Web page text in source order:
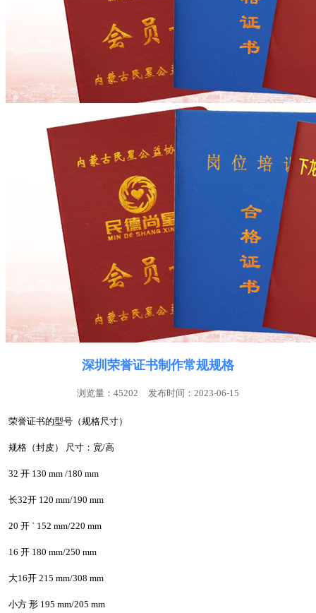
深圳荣誉证书制作常规规格
浏览量：45202 发布时间：2023-06-15
荣誉证书的型号（规格尺寸）
规格（封皮） 尺寸：宽/高
32 开 130 mm /180 mm
长32开 120 mm/190 mm
20 开 ` 152 mm/220 mm
16 开 180 mm/250 mm
大16开 215 mm/308 mm
小方 形 195 mm/205 mm